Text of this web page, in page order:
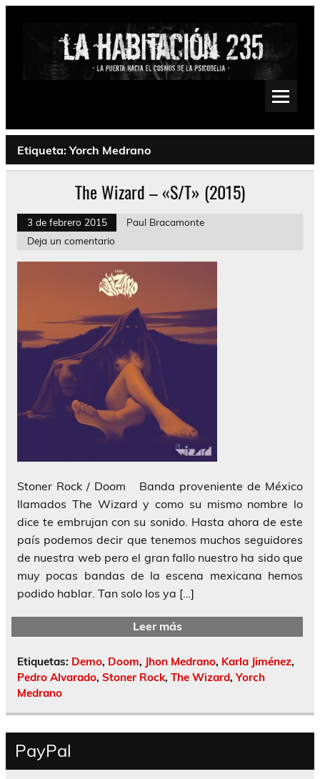
Saltar
Psychedelic, Stoner, Doom, Sludge, Fuzz, Space, Drone
Etiqueta:Yorch Medrano
The Wizard – «S/T» (2015)
3 de febrero 2015
Paul Bracamonte
Deja un comentario
Stoner Rock / Doom Banda proveniente de México
llamados The Wizard y como su mismo nombre lo
dice te embrujan con su sonido. Hasta ahora de este
país podemos decir que tenemos muchos seguidores
de nuestra web pero el gran fallo nuestro ha sido que
muy pocas bandas de la escena mexicana hemos
podido hablar. Tan solo los ya […]
Leer más
Etiquetas: Demo, Doom, Jhon Medrano, Karla Jiménez,
Pedro Alvarado, Stoner Rock, The Wizard,Yorch
Medrano
PayPal